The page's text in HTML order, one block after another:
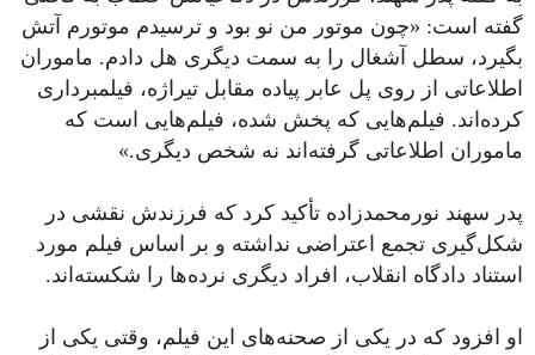
گفته است: «چون موتور من نو بود و ترسیدم موتورم آتش
بگیرد، سطل آشغال را به سمت دیگری هل دادم. ماموران
اطلاعاتی از روی پل عابر پیاده مقابل تیراژه، فیلمبرداری
کرده‌اند. فیلم‌هایی که پخش شده، فیلم‌هایی است که
ماموران اطلاعاتی گرفته‌اند نه شخص دیگری.»
پدر سهند نورمحمدزاده تأکید کرد که فرزندش نقشی در
شکل‌گیری تجمع اعتراضی نداشته و بر اساس فیلم مورد
استناد دادگاه انقلاب، افراد دیگری نرده‌ها را شکسته‌اند.
او افزود که در یکی از صحنه‌های این فیلم، وقتی یکی از